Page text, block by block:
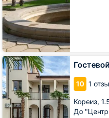
10 1
Кореиз,
До
Гостевой
дом
Вилла
Сицилия